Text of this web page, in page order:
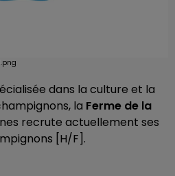
dans la culture et la
la Ferme de la
recrute actuellement ses
[H/F].